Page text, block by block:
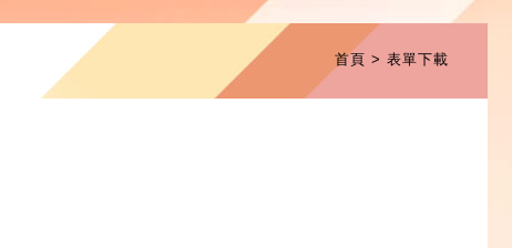
首頁 表單下載